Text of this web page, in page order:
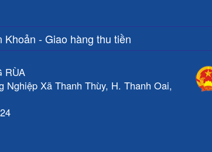
- Giao hàng thu tiền
RÙA
Xã Thanh Thùy, H. Thanh Oai,